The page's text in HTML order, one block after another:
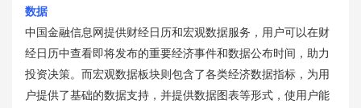
数据
中国金融信息网提供财经日历和宏观数据服务，用户可以在财
经日历中查看即将发布的重要经济事件和数据公布时间，助力
投资决策。而宏观数据板块则包含了各类经济数据指标，为用
户提供了基础的数据支持，并提供数据图表等形式，使用户能